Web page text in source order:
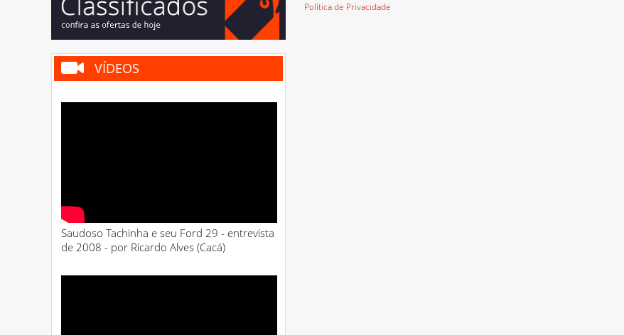
VÍDEOS
Saudoso Tachinha e seu Ford 29 - entrevista
de 2008 - por Ricardo Alves (Cacá)
Política de Privacidade